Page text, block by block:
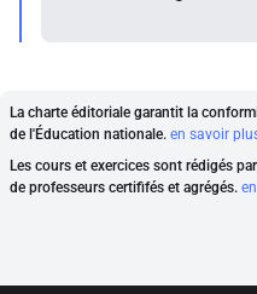
La charte éditoriale garantit la
de l'Éducation nationale. en savoir
Les cours et exercices sont rédigés
de professeurs certififés et agrégés.